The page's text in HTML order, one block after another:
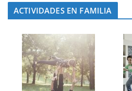
ACTIVIDADES EN FAMILIA